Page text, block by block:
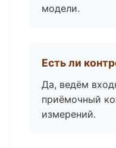
модели.
Есть ли
Да, ведём
приёмочный
измерений.